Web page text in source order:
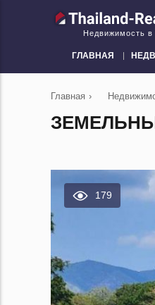
Недвижимость в
ГЛАВНАЯ
Главная ›
179